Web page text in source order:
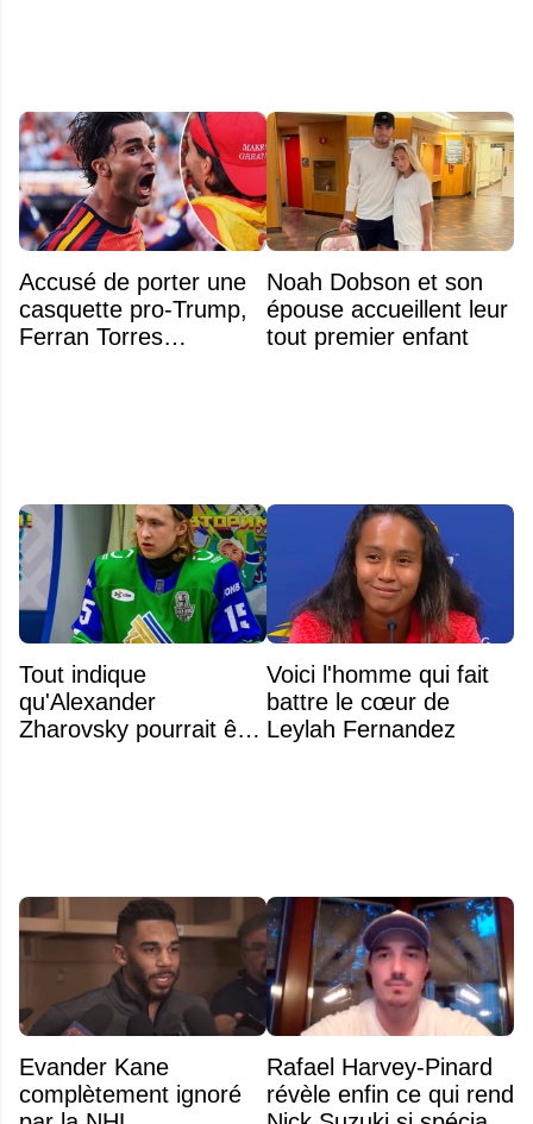
Accusé de porter une
casquette pro-Trump,
Ferran Torres
Noah Dobson et son
épouse accueillent leur
tout premier enfant
Tout indique
qu'Alexander
Zharovsky pourrait être
Voici l'homme qui fait
battre le cœur de
Leylah Fernandez
Evander Kane
complètement ignoré
Rafael Harvey-Pinard
révèle enfin ce qui rend